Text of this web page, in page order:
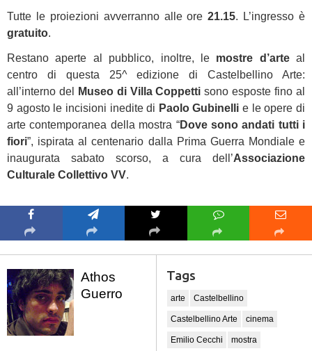
Tutte le proiezioni avverranno alle ore21.15. L’ingresso è
gratuito.
Restano aperte al pubblico, inoltre, le mostre d’arteal
centro di questa 25^ edizione di Castelbellino Arte:
all’interno del
Museo di Villa Coppetti sono esposte fino al
9 agosto le incisioni inedite di Paolo Gubinelli e le opere di
arte contemporanea della mostra “Dove sono andati tutti i
fiori”, ispirata al centenario dalla Prima Guerra Mondiale e
inaugurata sabato scorso, a cura dell’Associazione
Culturale Collettivo VV.
Athos
Guerro
Tags
arte Castelbellino
Castelbellino Arte cinema
Emilio Cecchi mostra